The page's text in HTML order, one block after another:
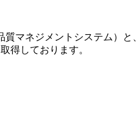
マネジメントシステム）と、
得しております。